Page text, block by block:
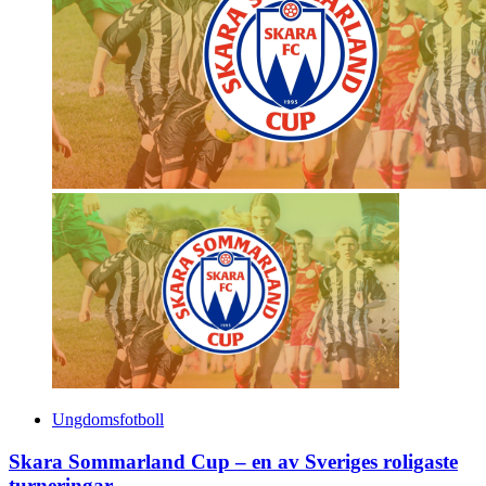
Ungdomsfotboll
Skara Sommarland Cup – en av Sveriges roligaste